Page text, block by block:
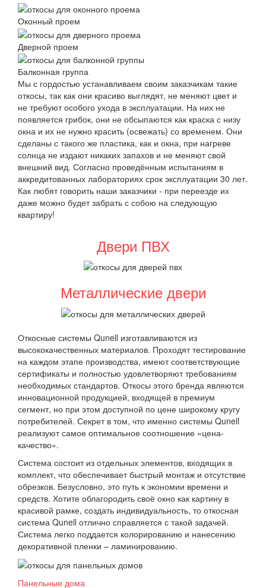
Оконный проем
Дверной проем
Балконная группа
Мы с гордостью устанавливаем своим заказчикам такие
откосы, так как они красиво выглядят, не меняют цвет и
не требуют особого ухода в эксплуатации. На них не
появляется грибок, они не обсыпаются как краска с низу
окна и их не нужно красить (освежать) со временем. Они
сделаны с такого же пластика, как и окна, при нагреве
солнца не издают никаких запахов и не меняют свой
внешний вид. Согласно проведённым испытаниям в
аккредитованных лабораториях срок эксплуатации 30 лет.
Как любят говорить наши заказчики - при переезде их
даже можно будет забрать с собою на следующую
квартиру!
Двери ПВХ
Металлические двери
Откосные системы Qunell изготавливаются из
высококачественных материалов. Проходят тестирование
на каждом этапе производства, имеют соответствующие
сертификаты и полностью удовлетворяют требованиям
необходимых стандартов. Откосы этого бренда являются
инновационной продукцией, входящей в премиум
сегмент, но при этом доступной по цене широкому кругу
потребителей. Секрет в том, что именно системы Qunell
реализуют самое оптимальное соотношение «цена-
качество».
Система состоит из отдельных элементов, входящих в
комплект, что обеспечивает быстрый монтаж и отсутствие
обрезков. Безусловно, это путь к экономии времени и
средств. Хотите облагородить своё окно как картину в
красивой рамке, создать индивидуальность, то откосная
система Qunell отлично справляется с такой задачей.
Система легко поддается колорированию и нанесению
декоративной пленки – ламинированию.
Панельные дома